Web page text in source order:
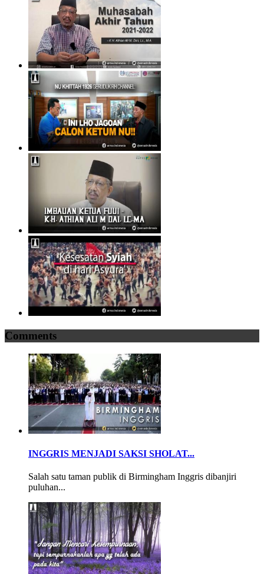
Comments
INGGRIS MENJADI SAKSI SHOLAT...
Salah satu taman publik di Birmingham Inggris dibanjiri
puluhan...